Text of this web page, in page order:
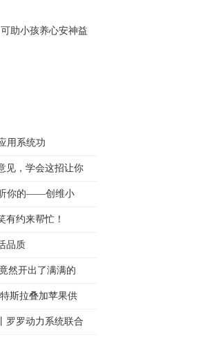
可助小孩养心安神益
用系统功
见，学会这招让你
你的——创维小
有约来帮忙！
品质
然开出了满满的
斯拉叠加苹果供
罗罗动力系统联合